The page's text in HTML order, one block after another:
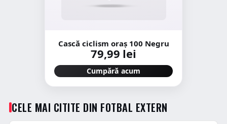
Cască ciclism oraș 100 Negru
79,99 lei
Cumpără acum
CELE MAI CITITE DIN FOTBAL EXTERN